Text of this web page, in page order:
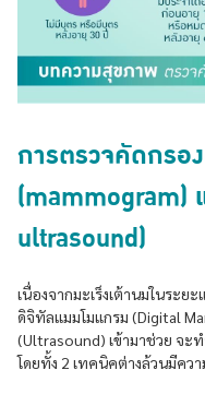
การตรวจคัดกรอ
(mammogram)
ultrasound)
เนื่องจากมะเร็งเต้านมในระย
ดิจิทัลแมมโมแกรม (Digital
(Ultrasound) เข้ามาช่วย จะ
โดยทั้ง 2 เทคนิคต่างล้วนมีคว